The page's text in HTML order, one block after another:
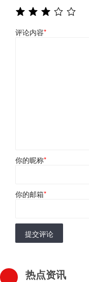
评论内容*
你的昵称*
你的邮箱*
提交评论
热点资讯